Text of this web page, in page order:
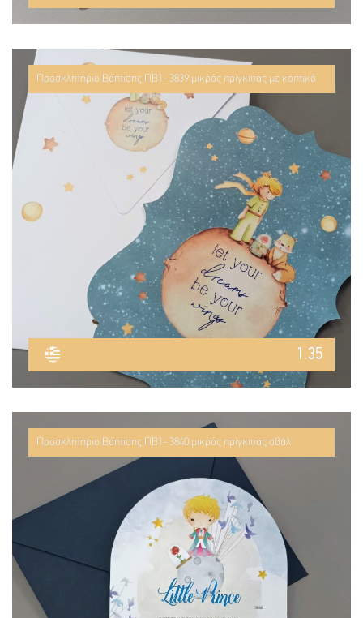
Προσκλητήριο Βάπτισης ΠΒ1- 3839 μικρός πρίγκιπας με κοπτικό
1.35
Προσκλητήριο Βάπτισης ΠΒ1- 3840 μικρός πρίγκιπας οβάλ